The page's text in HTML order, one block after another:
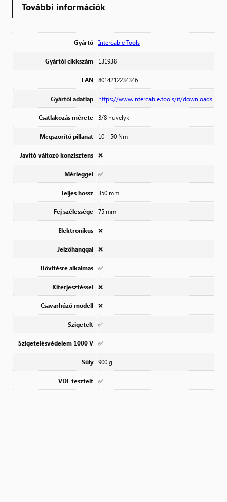
További információk
Gyártó Intercable Tools
Gyártói cikkszám 131938
EAN 8014212234346
Gyártói adatlap https://www.intercable.tools/it/downloads
Csatlakozás mérete 3/8 hüvelyk
Megszorító pillanat 10 – 50 Nm
Javító változó konzisztens ❌
Mérleggel ✅
Teljes hossz 350 mm
Fej szélessége 75 mm
Elektronikus ❌
Jelzőhanggal ❌
Bővítésre alkalmas ✅
Kiterjesztéssel ❌
Csavarhúzó modell ❌
Szigetelt ✅
Szigetelésvédelem 1000 V ✅
Súly 900 g
VDE tesztelt ✅